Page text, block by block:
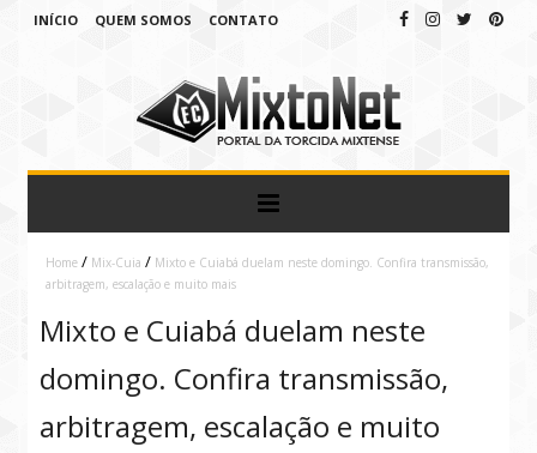
INÍCIO QUEM SOMOS CONTATO
Home / Mix-Cuia / Mixto e Cuiabá duelam neste domingo. Confira transmissão,
arbitragem, escalação e muito mais
Mixto e Cuiabá duelam neste
domingo. Confira transmissão,
arbitragem, escalação e muito